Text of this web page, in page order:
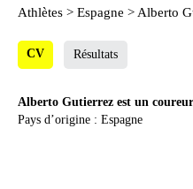
Athlètes > Espagne > Alberto
CV Résultats
Alberto Gutierrez est un
Pays d’origine : Espagne